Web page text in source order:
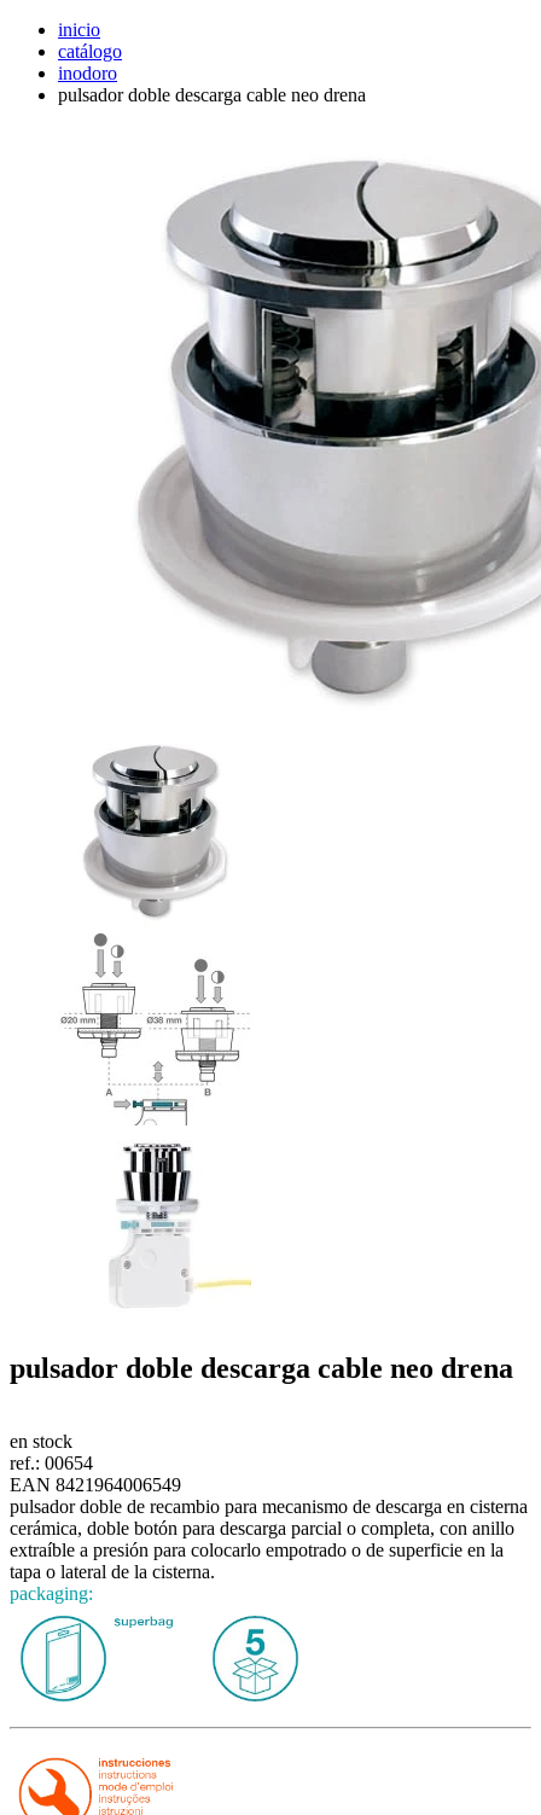
inicio
catálogo
inodoro
pulsador doble descarga cable neo drena
pulsador doble descarga cable neo drena
en stock
ref.: 00654
EAN 8421964006549
pulsador doble de recambio para mecanismo de descarga en cisterna
cerámica, doble botón para descarga parcial o completa, con anillo
extraíble a presión para colocarlo empotrado o de superficie en la
tapa o lateral de la cisterna.
packaging: